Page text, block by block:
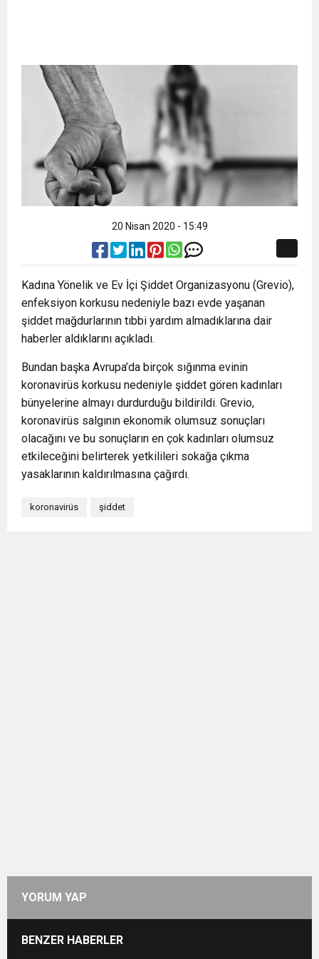
20 Nisan 2020 - 15:49
Kadına Yönelik ve Ev İçi Şiddet Organizasyonu (Grevio),
enfeksiyon korkusu nedeniyle bazı evde yaşanan
şiddet mağdurlarının tıbbi yardım almadıklarına dair
haberler aldıklarını açıkladı.
Bundan başka Avrupa’da birçok sığınma evinin
koronavirüs korkusu nedeniyle şiddet gören kadınları
bünyelerine almayı durdurduğu bildirildi. Grevio,
koronavirüs salgının ekonomik olumsuz sonuçları
olacağını ve bu sonuçların en çok kadınları olumsuz
etkileceğini belirterek yetkilileri sokağa çıkma
yasaklarının kaldırılmasına çağırdı.
koronavirüs şiddet
YORUM YAP
BENZER HABERLER